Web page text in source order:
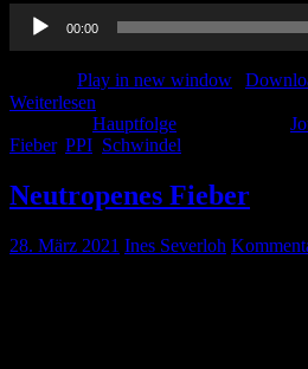
Audio-
Player
00:00
Play in new window
Weiterlesen
Hauptfolge
Fieber, PPI Schwindel
Neutropenes Fieber
28. März 2021 Ines Severloh